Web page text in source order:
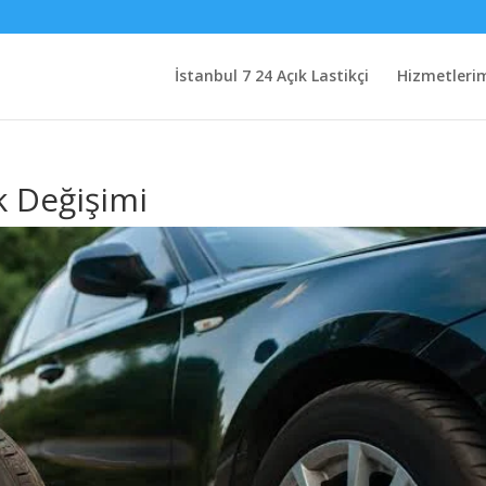
İstanbul 7 24 Açık Lastikçi
Değişimi